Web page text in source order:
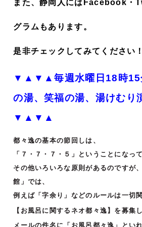
また、静岡人にはFacebook・
グラムもあります。
是非チェックしてみてください！
▼▲▼▲毎週水曜日18時15
の湯、笑福の湯、湯けむり
▼▲▼▲
都々逸の基本の節回しは、
「７・７・７・５」ということになっ
その他いろいろな原則があるのですが
館」では、
例えば「字余り」などのルールは一切
【お風呂に関するネオ都々逸】を募集
メールの件名に「お風呂都々逸」とい